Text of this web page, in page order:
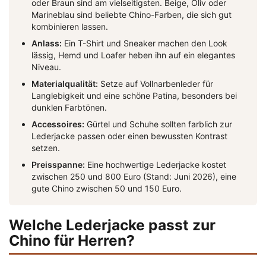
oder Braun sind am vielseitigsten. Beige, Oliv oder
Marineblau sind beliebte Chino-Farben, die sich gut
kombinieren lassen.
Anlass: Ein T-Shirt und Sneaker machen den Look
lässig, Hemd und Loafer heben ihn auf ein elegantes
Niveau.
Materialqualität: Setze auf Vollnarbenleder für
Langlebigkeit und eine schöne Patina, besonders bei
dunklen Farbtönen.
Accessoires: Gürtel und Schuhe sollten farblich zur
Lederjacke passen oder einen bewussten Kontrast
setzen.
Preisspanne: Eine hochwertige Lederjacke kostet
zwischen 250 und 800 Euro (Stand: Juni 2026), eine
gute Chino zwischen 50 und 150 Euro.
Welche Lederjacke passt zur
Chino für Herren?